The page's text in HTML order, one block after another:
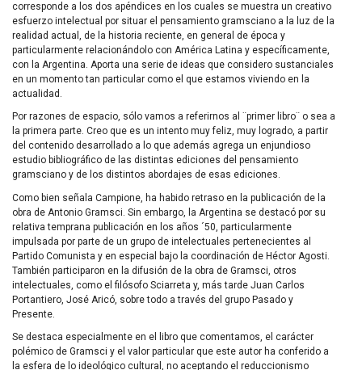
corresponde a los dos apéndices en los cuales se muestra un creativo
esfuerzo intelectual por situar el pensamiento gramsciano a la luz de la
realidad actual, de la historia reciente, en general de época y
particularmente relacionándolo con América Latina y específicamente,
con la Argentina. Aporta una serie de ideas que considero sustanciales
en un momento tan particular como el que estamos viviendo en la
actualidad.
Por razones de espacio, sólo vamos a referirnos al ¨primer libro¨ o sea a
la primera parte. Creo que es un intento muy feliz, muy logrado, a partir
del contenido desarrollado a lo que además agrega un enjundioso
estudio bibliográfico de las distintas ediciones del pensamiento
gramsciano y de los distintos abordajes de esas ediciones.
Como bien señala Campione, ha habido retraso en la publicación de la
obra de Antonio Gramsci. Sin embargo, la Argentina se destacó por su
relativa temprana publicación en los años ´50, particularmente
impulsada por parte de un grupo de intelectuales pertenecientes al
Partido Comunista y en especial bajo la coordinación de Héctor Agosti.
También participaron en la difusión de la obra de Gramsci, otros
intelectuales, como el filósofo Sciarreta y, más tarde Juan Carlos
Portantiero, José Aricó, sobre todo a través del grupo Pasado y
Presente.
Se destaca especialmente en el libro que comentamos, el carácter
polémico de Gramsci y el valor particular que este autor ha conferido a
la esfera de lo ideológico cultural, no aceptando el reduccionismo